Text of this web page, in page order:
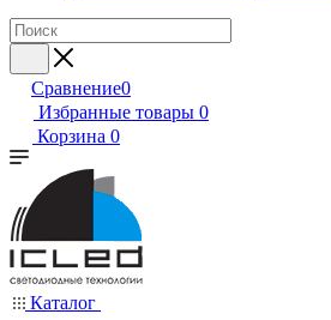
Сравнение0
Избранные товары 0
Корзина 0
Каталог